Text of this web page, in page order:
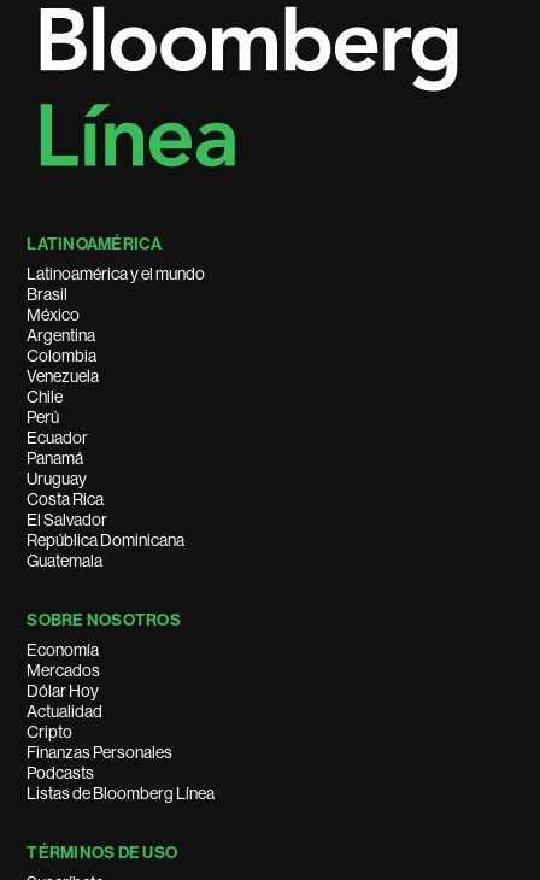
LATINOAMÉRICA
Latinoamérica y el mundo
Brasil
México
Argentina
Colombia
Venezuela
Chile
Perú
Ecuador
Panamá
Uruguay
Costa Rica
El Salvador
República Dominicana
Guatemala
SOBRE NOSOTROS
Economía
Mercados
Dólar Hoy
Actualidad
Cripto
Finanzas Personales
Podcasts
Listas de Bloomberg Línea
TÉRMINOS DE USO